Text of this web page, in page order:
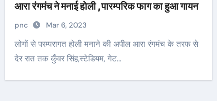
आरा रंगमंच ने मनाई होली ,पारम्परिक फाग का हुआ गायन
pnc Mar 6, 2023
लोगों से परम्परागत होली मनाने की अपील आरा रंगमंच के तरफ से
देर रात तक कुँवर सिंह,स्टेडियम, गेट…